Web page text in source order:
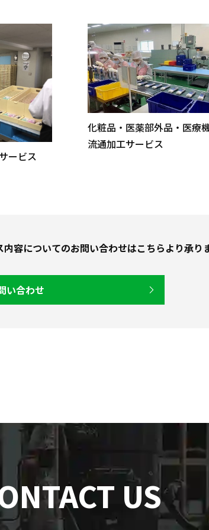
ービス
化粧品・医薬部外品・医療
流通加工サービス
内容についてのお問い合わせはこちらより承り
い合わせ
US